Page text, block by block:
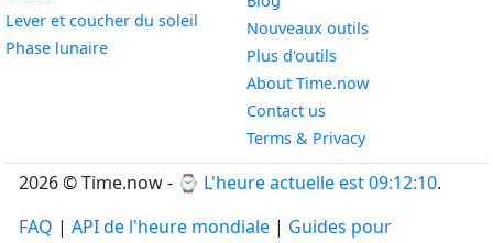
Lever et coucher du soleil
Phase lunaireWidget
Nouveaux outils
Plus d'outils
About Time.now
Contact us
Terms & Privacy
2026 © Time.now - ⌚ L'heure actuelle est 09:12:11.
FAQ | API de l'heure mondiale | Guides pour